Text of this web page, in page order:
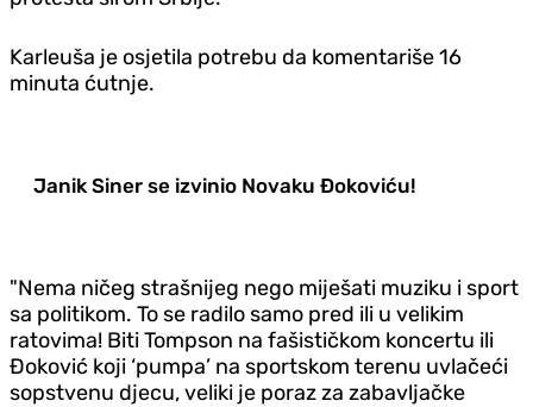
Karleuša je osjetila potrebu da komentariše 16
minuta ćutnje.
Janik Siner se izvinio Novaku Đokoviću!
"Nema ničeg strašnijeg nego miješati muziku i sport
sa politikom. To se radilo samo pred ili u velikim
ratovima! Biti Tompson na fašističkom koncertu ili
Đoković koji ‘pumpa’ na sportskom terenu uvlačeći
sopstvenu djecu, veliki je poraz za zabavljačke